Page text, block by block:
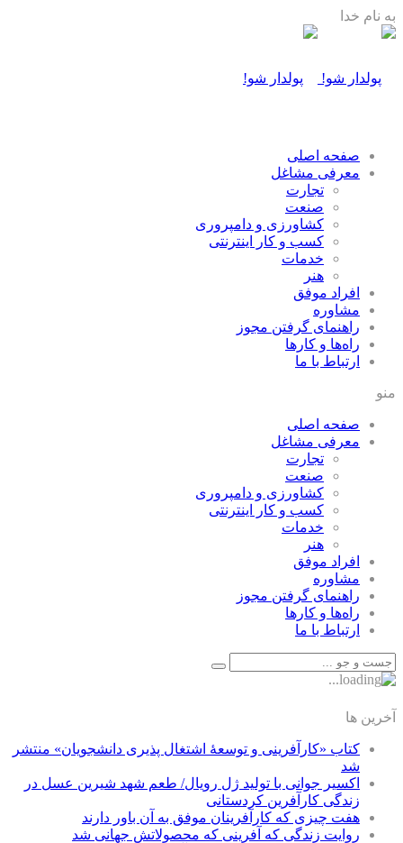
به نام خدا
صفحه اصلی
معرفی مشاغل
تجارت
صنعت
كشاورزی و دامپروری
كسب و كار اينترنتی
خدمات
هنر
افراد موفق
مشاوره
راهنمای گرفتن مجوز
راه‌ها و كارها
ارتباط با ما
منو
صفحه اصلی
معرفی مشاغل
تجارت
صنعت
كشاورزی و دامپروری
كسب و كار اينترنتی
خدمات
هنر
افراد موفق
مشاوره
راهنمای گرفتن مجوز
راه‌ها و كارها
ارتباط با ما
آخرین ها
کتاب «کارآفرینی و توسعۀ اشتغال پذیری دانشجویان» منتشر
شد
اکسیر جوانی با تولید ژل رویال/ طعم شهد شیرین عسل‌ در
زندگی کارآفرین کردستانی
هفت چیزی که کارآفرینان موفق به آن باور دارند
روایت زندگی که آفرینی که محصولاتش جهانی شد